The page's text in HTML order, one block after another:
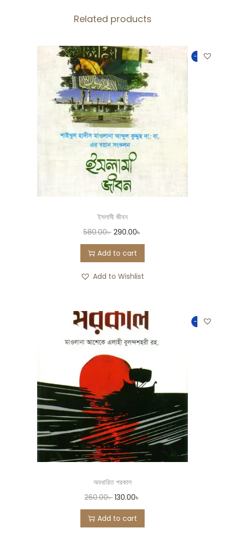
Related products
-50%
ইসলামী জীবন
580.00৳ 290.00৳
Add to cart
Add to Wishlist
-50%
অবধারিত পরকাল
260.00৳ 130.00৳
Add to cart